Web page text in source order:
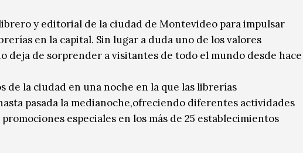
y editorial de la ciudad de Montevideo para impulsar
en la capital. Sin lugar a duda uno de los valores
deja de sorprender a visitantes de todo el mundo desde hace
la ciudad en una noche en la que las librerías
pasada la medianoche,ofreciendo diferentes actividades
especiales en los más de 25 establecimientos